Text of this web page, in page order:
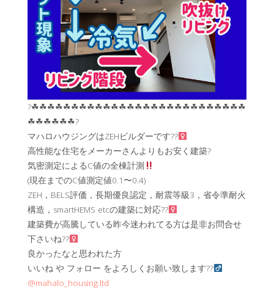
?☘︎☘︎☘︎☘︎☘︎☘︎☘︎☘︎☘︎☘︎☘︎☘︎☘︎☘︎☘︎☘︎☘︎☘︎☘︎☘︎☘︎☘︎☘︎☘︎☘︎☘︎☘︎
☘︎☘︎☘︎☘︎☘︎☘︎?
マハロハウジングはZEHビルダーです??‍
高性能な住宅をメーカーさんよりもお安く建築?
気密測定によるC値の全棟計測
(現在までのC値測定値0.1〜0.4)
ZEH，BELS評価，長期優良認定，耐震等級3，省令準耐火
構造，smartHEMS etcの建築に対応??‍
建築費が高騰している昨今迷われてる方は是非お問合せ
下さいね??‍
良かったなと思われた方
いいね や フォロー をよろしくお願い致します??‍
@mahalo_housing.ltd